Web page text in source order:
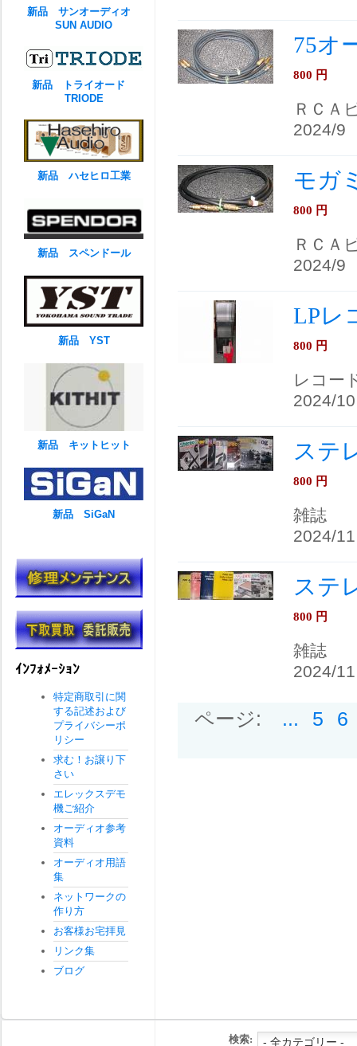
75オ
800 円
ＲＣＡ
2024/9
モガ
800 円
ＲＣＡ
2024/9
LPレ
800 円
レコー
2024/10
ステ
800 円
雑誌
2024/11
ステ
800 円
雑誌
2024/11
ページ: ... 5 6
新品 サンオーディオ
SUN AUDIO
新品 トライオード
TRIODE
新品 ハセヒロ工業
新品 スペンドール
新品 YST
新品 キットヒット
新品 SiGaN
ｲﾝﾌｫﾒｰｼｮﾝ
特定商取引に関
する記述および
プライバシーポ
リシー
求む！お譲り下
さい
エレックスデモ
機ご紹介
オーディオ参考
資料
オーディオ用語
集
ネットワークの
作り方
お客様お宅拝見
リンク集
ブログ
検索: